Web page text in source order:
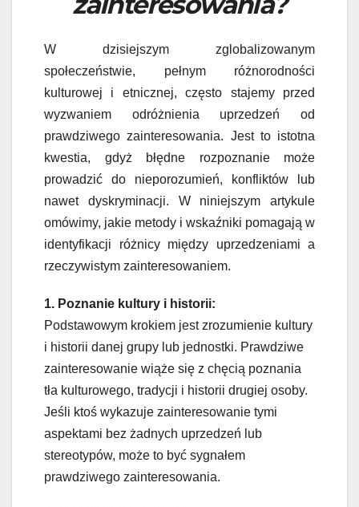
W dzisiejszym zglobalizowanym
społeczeństwie, pełnym różnorodności
kulturowej i etnicznej, często stajemy przed
wyzwaniem odróżnienia uprzedzeń od
prawdziwego zainteresowania. Jest to istotna
kwestia, gdyż błędne rozpoznanie może
prowadzić do nieporozumień, konfliktów lub
nawet dyskryminacji. W niniejszym artykule
omówimy, jakie metody i wskaźniki pomagają w
identyfikacji różnicy między uprzedzeniami a
rzeczywistym zainteresowaniem.
1. Poznanie kultury i historii:
Podstawowym krokiem jest zrozumienie kultury
i historii danej grupy lub jednostki. Prawdziwe
zainteresowanie wiąże się z chęcią poznania
tła kulturowego, tradycji i historii drugiej osoby.
Jeśli ktoś wykazuje zainteresowanie tymi
aspektami bez żadnych uprzedzeń lub
stereotypów, może to być sygnałem
prawdziwego zainteresowania.